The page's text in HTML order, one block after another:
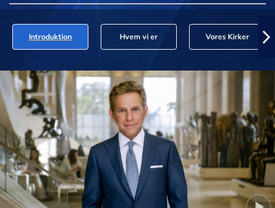
Introduktion Hvem vi er Vores Kirker